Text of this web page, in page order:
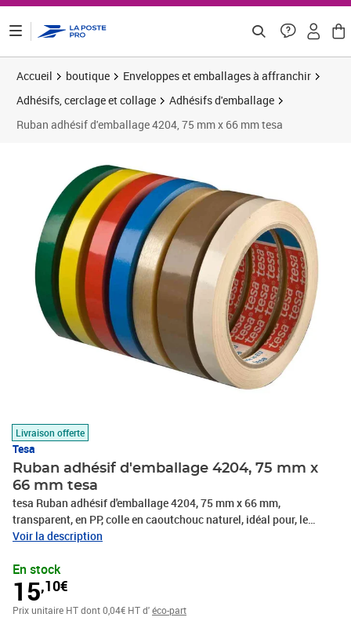
Accueil boutique
Enveloppes et emballages à affranchir
Adhésifs, cerclage et collage
Adhésifs d'emballage
Ruban adhésif d'emballage 4204, 75 mm x 66 mm tesa
Livraison offerte
Tesa
Ruban adhésif d'emballage 4204, 75 mm x
66 mm tesa
tesa Ruban adhésif d'emballage 4204, 75 mm x 66 mm,
transparent, en PP, colle en caoutchouc naturel, idéal pour, le
scellage de petits paquets, en paquet de 24 pièces, (04024-00037-
Voir la description
En stock
15,10€
Prix unitaire HTdont 0,04€ HT d'éco-part